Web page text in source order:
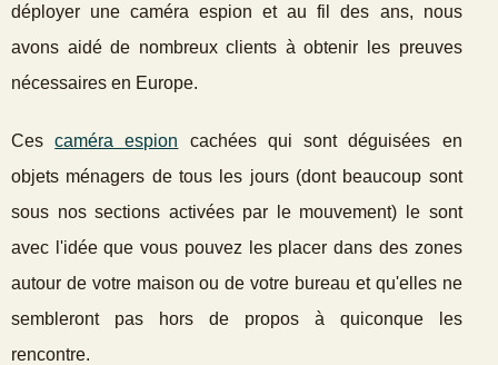
déployer une caméra espion et au fil des ans, nous
avons aidé de nombreux clients à obtenir les preuves
nécessaires en Europe.
Cescaméra espion cachées qui sont déguisées en
objets ménagers de tous les jours (dont beaucoup sont
sous nos sections activées par le mouvement) le sont
avec l'idée que vous pouvez les placer dans des zones
autour de votre maison ou de votre bureau et qu'elles ne
sembleront pas hors de propos à quiconque les
rencontre.